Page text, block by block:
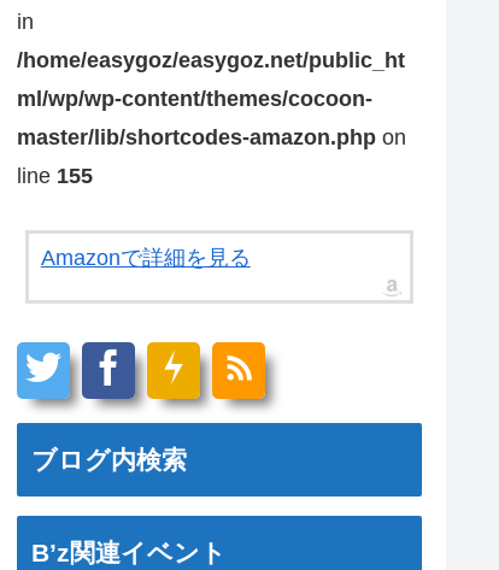
in
/home/easygoz/easygoz.net/public_ht
ml/wp/wp-content/themes/cocoon-
master/lib/shortcodes-amazon.php on
line 155
Amazonで詳細を見る
ブログ内検索
B’z関連イベント